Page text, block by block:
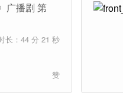
广播剧 第
长：44 分 21 秒
赞